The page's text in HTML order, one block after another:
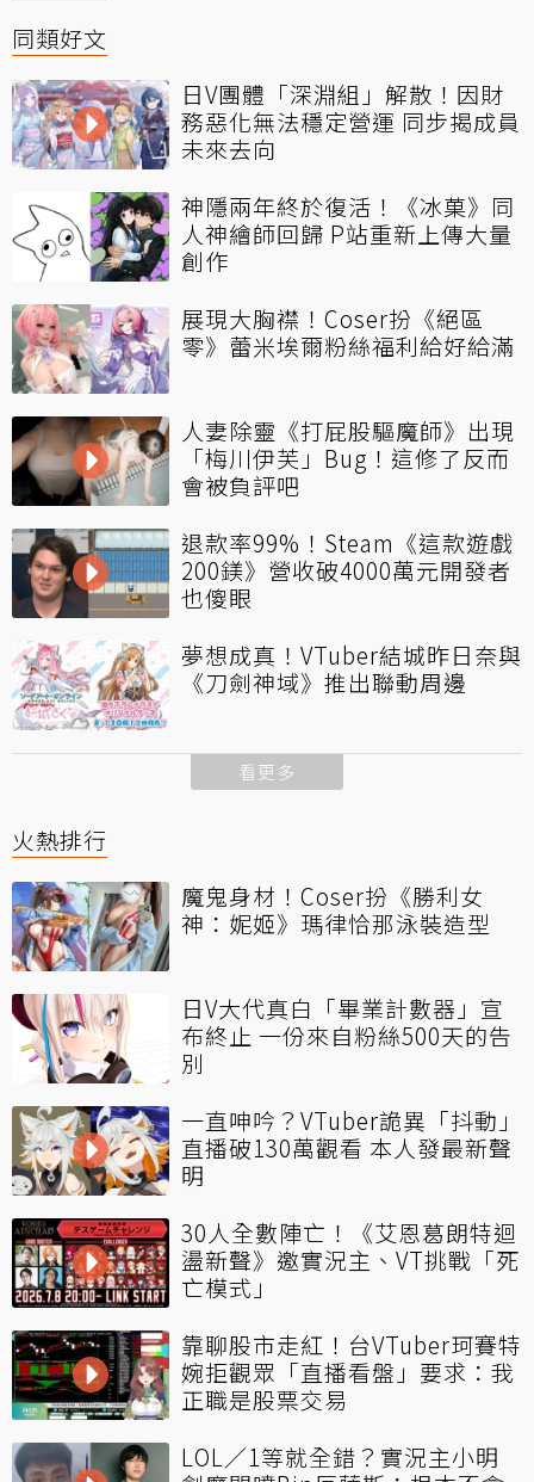
同類好文
日V團體「深淵組」解散！因財
務惡化無法穩定營運 同步揭成員
未來去向
神隱兩年終於復活！《冰菓》同
人神繪師回歸 P站重新上傳大量
創作
展現大胸襟！Coser扮《絕區
零》蕾米埃爾粉絲福利給好給滿
人妻除靈《打屁股驅魔師》出現
「梅川伊芙」Bug！這修了反而
會被負評吧
退款率99%！Steam《這款遊戲
200鎂》營收破4000萬元開發者
也傻眼
夢想成真！VTuber結城昨日奈與
《刀劍神域》推出聯動周邊
看更多
火熱排行
魔鬼身材！Coser扮《勝利女
神：妮姬》瑪律恰那泳裝造型
日V大代真白「畢業計數器」宣
布終止 一份來自粉絲500天的告
別
一直呻吟？VTuber詭異「抖動」
直播破130萬觀看 本人發最新聲
明
30人全數陣亡！《艾恩葛朗特迴
盪新聲》邀實況主、VT挑戰「死
亡模式」
靠聊股市走紅！台VTuber珂賽特
婉拒觀眾「直播看盤」要求：我
正職是股票交易
LOL／1等就全錯？實況主小明